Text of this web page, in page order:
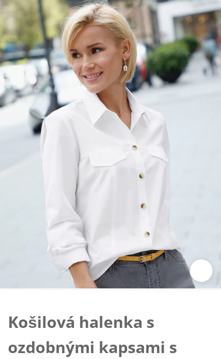
Košilová halenka s
ozdobnými kapsami s